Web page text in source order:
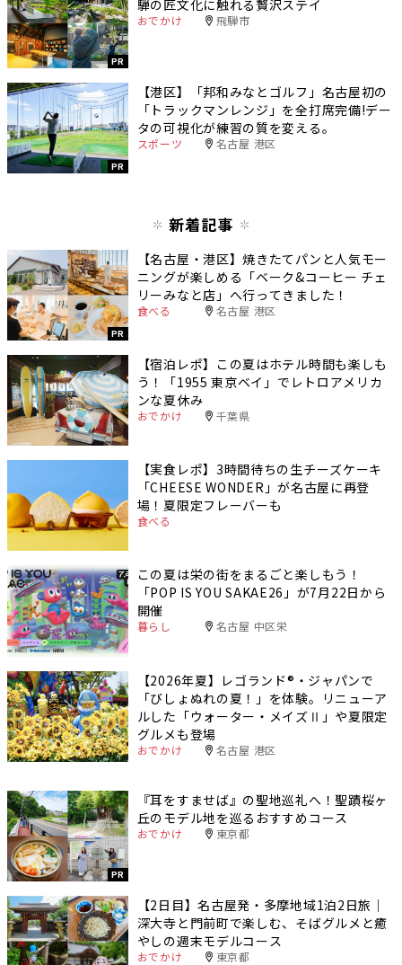
PR
騨の匠文化に触れる贅沢ステイ
おでかけ 飛騨市
PR
【港区】「邦和みなとゴルフ」名古屋初の
「トラックマンレンジ」を全打席完備!デー
タの可視化が練習の質を変える。
スポーツ 名古屋 港区
新着記事
PR
【名古屋・港区】焼きたてパンと人気モー
ニングが楽しめる「ベーク&コーヒー チェ
リーみなと店」へ行ってきました！
食べる 名古屋 港区
【宿泊レポ】この夏はホテル時間も楽しも
う！「1955 東京ベイ」でレトロアメリカ
ンな夏休み
おでかけ 千葉県
【実食レポ】3時間待ちの生チーズケーキ
「CHEESE WONDER」が名古屋に再登
場！夏限定フレーバーも
食べる
この夏は栄の街をまるごと楽しもう！
「POP IS YOU SAKAE26」が7月22日から
開催
暮らし 名古屋 中区栄
【2026年夏】レゴランド®・ジャパンで
「びしょぬれの夏！」を体験。リニューア
ルした「ウォーター・メイズⅡ」や夏限定
グルメも登場
おでかけ 名古屋 港区
PR
『耳をすませば』の聖地巡礼へ！聖蹟桜ヶ
丘のモデル地を巡るおすすめコース
おでかけ 東京都
【2日目】名古屋発・多摩地域1泊2日旅｜
深大寺と門前町で楽しむ、そばグルメと癒
やしの週末モデルコース
おでかけ 東京都